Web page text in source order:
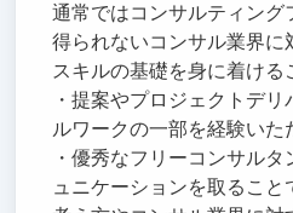
通常ではコンサルティング
得られないコンサル業界に
スキルの基礎を身に着ける
・提案やプロジェクトデ
ルワークの一部を経験いた
・優秀なフリーコンサルタ
ュニケーションを取るこ